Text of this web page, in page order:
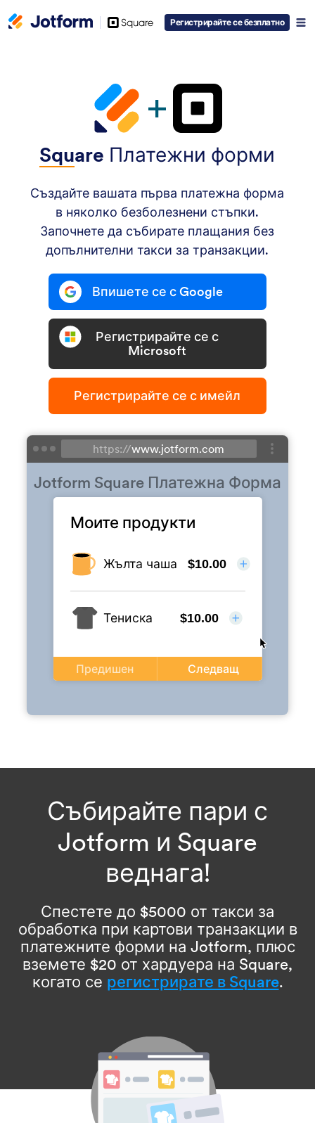
Square
Регистрирайте се безплатно
Square Платежни форми
Създайте вашата първа платежна форма
в няколко безболезнени стъпки.
Започнете да събирате плащания без
допълнителни такси за транзакции.
Впишете се с Google
Регистрирайте се с
Microsoft
Регистрирайте се с имейл
https://www.jotform.com
Jotform Square Платежна Форма
Моите продукти
Жълта чаша $10.00
Тениска $10.00
Предишен Следващ
Събирайте пари с
Jotform и Square
веднага!
Спестете до $5000 от такси за
обработка при картови транзакции в
платежните форми на Jotform, плюс
вземете $20 от хардуера на Square,
когато се регистрирате в Square.